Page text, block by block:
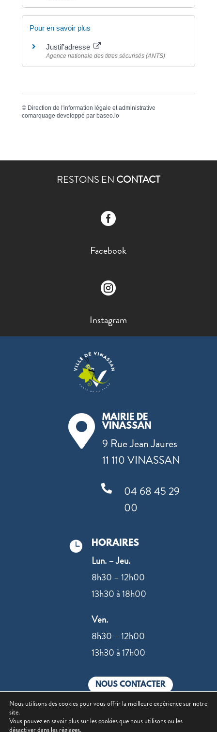
Pour en savoir plus
Justif'adresse
Agence nationale des titres sécurisés (ANTS)
© Direction de l'information légale et administrative
comarquage developpé par baseo.io
RESTONS EN CONTACT

Facebook

Instagram

MAIRIE DE
VINASSAN
9 Rue Jean Jaures
11 110 VINASSAN

04 68 45 29
00
 HORAIRES
Lun. – Jeu.
8h30 – 12h00
13h30 à 18h00
Ven.
8h30 – 12h00
13h30 à 17h00
NOUS CONTACTER
Nous utilisons des cookies pour vous offrir la meilleure expérience sur notre
site.
Vous pouvez en savoir plus sur les cookies que nous utilisons ou les
désactiver dans les réglages.